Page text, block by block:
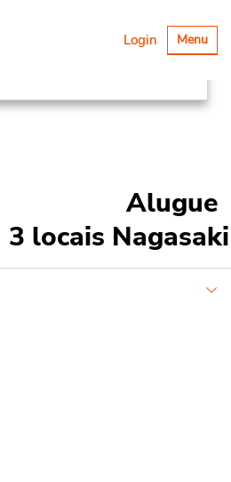
Alternar
Menu
Login
Alugue
locais Nagasaki